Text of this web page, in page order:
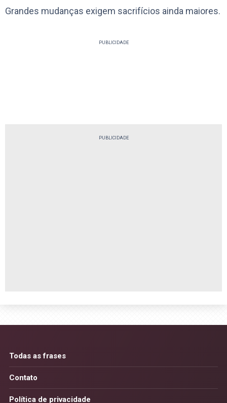
Grandes mudanças exigem sacrifícios ainda maiores.
PUBLICIDADE
PUBLICIDADE
Todas as frases
Contato
Política de privacidade